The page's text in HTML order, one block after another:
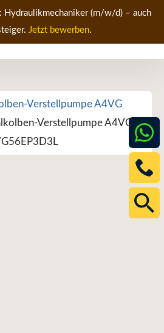
Hydraulikmechaniker (m/w/d) – auch
Jetzt bewerben.
Verstellpumpe A4VG
Verstellpumpe A4VG